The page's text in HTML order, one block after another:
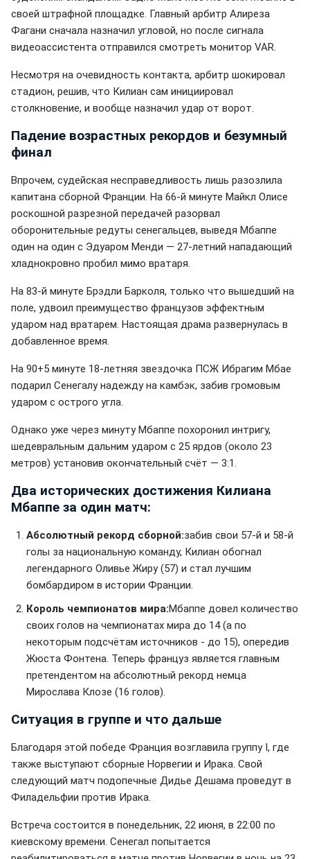
своей штрафной площадке. Главный арбитр Алиреза
Фагани сначала назначил угловой, но после сигнала
видеоассистента отправился смотреть монитор VAR.
Несмотря на очевидность контакта, арбитр шокировал
стадион, решив, что Килиан сам инициировал
столкновение, и вообще назначил удар от ворот.
Падение возрастных рекордов и безумный
финал
Впрочем, судейская несправедливость лишь разозлила
капитана сборной Франции. На 66-й минуте Майкл Олисе
роскошной разрезной передачей разорвал
оборонительные редуты сенегальцев, выведя Мбаппе
один на один с Эдуаром Менди — 27-летний нападающий
хладнокровно пробил мимо вратаря.
На 83-й минуте Брэдли Барколя, только что вышедший на
поле, удвоил преимущество французов эффектным
ударом над вратарем. Настоящая драма развернулась в
добавленное время.
На 90+5 минуте 18-летняя звездочка ПСЖ Ибрагим Мбае
подарил Сенегалу надежду на камбэк, забив громовым
ударом с острого угла.
Однако уже через минуту Мбаппе похоронил интригу,
шедевральным дальним ударом с 25 ярдов (около 23
метров) установив окончательный счёт — 3:1.
Два исторических достижения Килиана
Мбаппе за один матч:
Абсолютный рекорд сборной:забив свои 57-й и 58-й
голы за национальную команду, Килиан обогнал
легендарного Оливье Жиру (57) и стал лучшим
бомбардиром в истории Франции.
Король чемпионатов мира:Мбаппе довел количество
своих голов на чемпионатах мира до 14 (а по
некоторым подсчётам источников - до 15), опередив
Жюста Фонтена. Теперь француз является главным
претендентом на абсолютный рекорд немца
Мирослава Клозе (16 голов).
Ситуация в группе и что дальше
Благодаря этой победе Франция возглавила группу I, где
также выступают сборные Норвегии и Ирака. Свой
следующий матч подопечные Дидье Дешама проведут в
Филадельфии против Ирака.
Встреча состоится в понедельник, 22 июня, в 22:00 по
киевскому времени. Сенегал попытается